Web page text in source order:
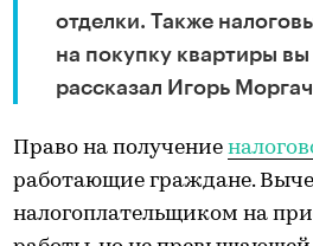
отделки. Также
на покупку квартиры
рассказал Игорь
Право на получение
работающие граждане.
налогоплательщиком на